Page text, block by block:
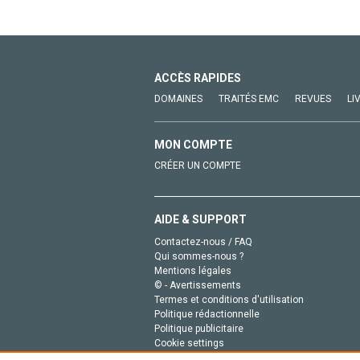
ACCÈS RAPIDES
DOMAINES TRAITÉS EMC REVUES
MON COMPTE
CRÉER UN COMPTE
AIDE & SUPPORT
Contactez-nous / FAQ
Qui sommes-nous ?
Mentions légales
© - Avertissements
Termes et conditions d'utilisation
Politique rédactionnelle
Politique publicitaire
Cookie settings